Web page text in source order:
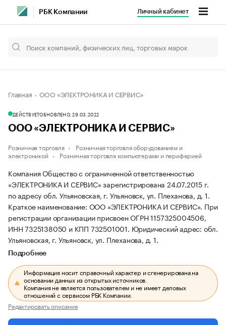
РБК Компании Личный кабинет
Главная ООО «ЭЛЕКТРОНИКА И СЕРВИС»
ДЕЙСТВУЕТОБНОВЛЕНО, 29.03.2022
ООО «ЭЛЕКТРОНИКА И СЕРВИС»
Розничная торговля
Розничная торговля оборудованием и
электроникой
Розничная торговля компьютерами и периферией
Компания Общество с ограниченной ответственностью
«ЭЛЕКТРОНИКА И СЕРВИС» зарегистрирована 24.07.2015 г.
по адресу обл. Ульяновская, г. Ульяновск, ул. Плеханова, д. 1.
Краткое наименование: ООО «ЭЛЕКТРОНИКА И СЕРВИС». При
регистрации организации присвоен ОГРН 1157325004506,
ИНН 7325138050 и КПП 732501001. Юридический адрес: обл.
Ульяновская, г. Ульяновск, ул. Плеханова, д. 1.
Подробнее
Информация носит справочный характер и сгенерирована на
основании данных из открытых источников.
Компания не является пользователем и не имеет деловых
отношений с сервисом РБК Компании.
Редактировать описание